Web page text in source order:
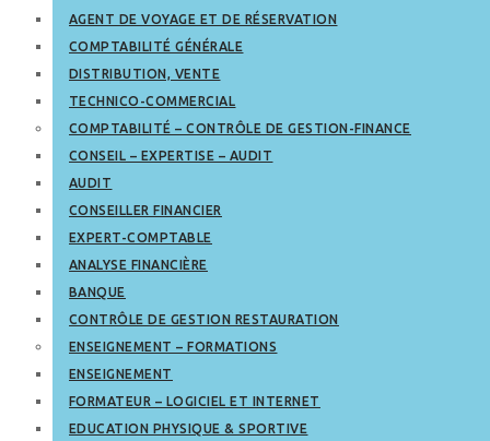
AGENT DE VOYAGE ET DE RÉSERVATION
COMPTABILITÉ GÉNÉRALE
DISTRIBUTION, VENTE
TECHNICO-COMMERCIAL
COMPTABILITÉ – CONTRÔLE DE GESTION-FINANCE
CONSEIL – EXPERTISE – AUDIT
AUDIT
CONSEILLER FINANCIER
EXPERT-COMPTABLE
ANALYSE FINANCIÈRE
BANQUE
CONTRÔLE DE GESTION RESTAURATION
ENSEIGNEMENT – FORMATIONS
ENSEIGNEMENT
FORMATEUR – LOGICIEL ET INTERNET
EDUCATION PHYSIQUE & SPORTIVE